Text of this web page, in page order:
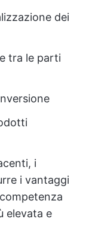
dei
tra le parti
i
i vantaggi
elevata e